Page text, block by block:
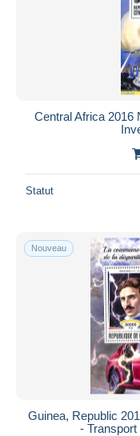
Central Africa 2016
Statut
Nouveau
Guinea, Republic
-